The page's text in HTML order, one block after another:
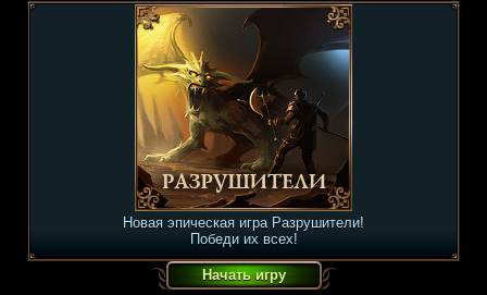
Новая эпическая игра Разрушители!
Победи их всех!